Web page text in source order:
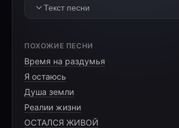
Текст песни
Настя, Настя, сияй ярче всех
ПОХОЖИЕ ПЕСНИ
Время на раздумья
Я остаюсь
Душа земли
Реалии жизни
ОСТАЛСЯ ЖИВОЙ